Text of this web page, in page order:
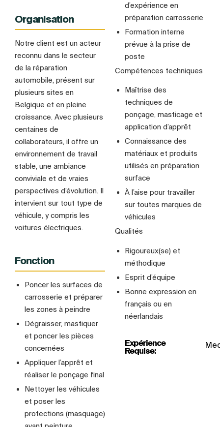
Organisation
Notre client est un acteur
reconnu dans le secteur
de la réparation
automobile, présent sur
plusieurs sites en
Belgique et en pleine
croissance. Avec plusieurs
centaines de
collaborateurs, il offre un
environnement de travail
stable, une ambiance
conviviale et de vraies
perspectives d’évolution. Il
intervient sur tout type de
véhicule, y compris les
voitures électriques.
Fonction
Poncer les surfaces de
carrosserie et préparer
les zones à peindre
Dégraisser, mastiquer
et poncer les pièces
concernées
Appliquer l’apprêt et
réaliser le ponçage final
Nettoyer les véhicules
et poser les
protections (masquage)
d’expérience en
préparation carrosserie
Formation interne
prévue à la prise de
poste
Compétences techniques
Maîtrise des
techniques de
ponçage, masticage et
application d’apprêt
Connaissance des
matériaux et produits
utilisés en préparation
surface
À l’aise pour travailler
sur toutes marques de
véhicules
Qualités
Rigoureux(se) et
méthodique
Esprit d’équipe
Bonne expression en
français ou en
néerlandais
Expérience
Requise: